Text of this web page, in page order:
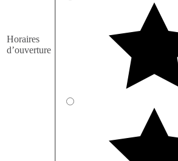
Horaires
d’ouverture